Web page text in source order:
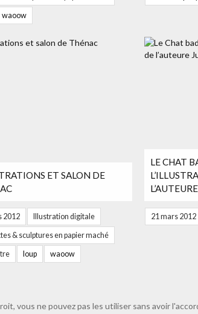
waoow
ET SALON DE
2012 Illustration digitale
& sculptures en papier maché
loup waoow
LE CHAT
21 mars 2012
vous ne pouvez pas les utiliser sans avoir